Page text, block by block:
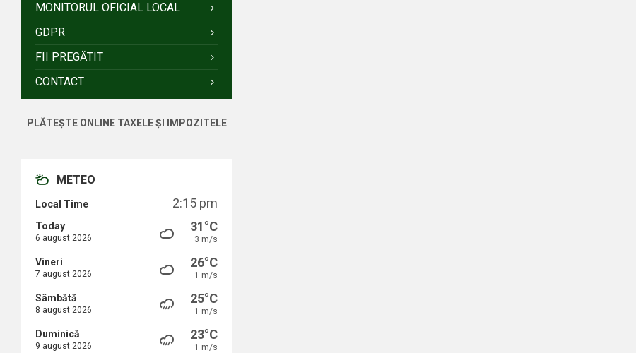
MONITORUL OFICIAL LOCAL
GDPR
FII PREGĂTIT
CONTACT
PLĂTEȘTE ONLINE TAXELE ȘI IMPOZITELE
METEO
Local Time 2:15 pm
Today
6 august 2026
31°C
3 m/s
Vineri
7 august 2026
26°C
1 m/s
Sâmbătă
8 august 2026
25°C
1 m/s
Duminică
9 august 2026
23°C
1 m/s